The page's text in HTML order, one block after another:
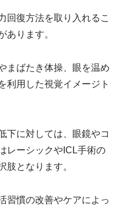
回復方法を取り入れるこ
あります。
まばたき体操、眼を温め
利用した視覚イメージト
下に対しては、眼鏡やコ
レーシックやICL手術の
肢となります。
習慣の改善やケアによっ